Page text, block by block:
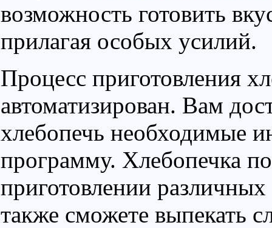
возможность готовить
прилагая особых усилий.
Процесс приготовления
автоматизирован. Вам
хлебопечь необходимые
программу. Хлебопечка
приготовлении
также сможете выпекать